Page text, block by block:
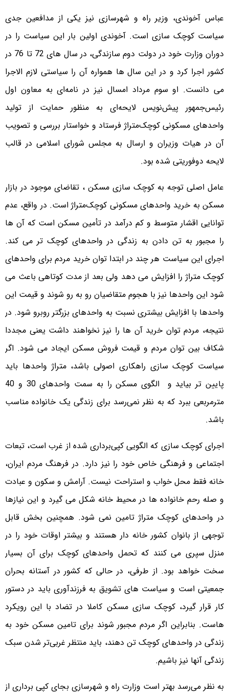
عباس آخوندی، وزیر راه و شهرسازی نیز یکی از مدافعین جدی
سیاست کوچک سازی است. آخوندی اولین بار این سیاست را در
دوران وزارت خود در دولت دوم سازندگی، در سال های 72 تا 76 در
کشور اجرا کرد و در این سال ها همواره آن را سیاستی لازم الاجرا
می دانست. او سوم مرداد امسال نیز در نامه‌ای به معاون اول
رئیس‌جمهور پیش‌نویس لایحه‌ای به منظور حمایت از تولید
واحدهای مسکونی کوچک‌متراژ فرستاد و خواستار بررسی و تصویب
آن در هیات وزیران و ارسال به مجلس شورای اسلامی در قالب
لایحه دوفوریتی شده بود.
عامل اصلی توجه به کوچک سازی مسکن ، تقاضای موجود در بازار
مسکن به خرید واحدهای مسکونی کوچک‌متراژ است. در واقع، عدم
توانایی اقشار متوسط و کم درآمد در تأمین مسکن است که آن ها
را مجبور به تن دادن به زندگی در واحدهای کوچک تر می کند.
اجرای این سیاست هر چند در ابتدا توان خرید مردم برای واحدهای
کوچک متراژ را افزایش می دهد ولی بعد از مدت کوتاهی باعث می
شود این واحدها نیز با هجوم متقاضیان رو به رو شوند و قیمت این
واحدها با افزایش بیشتری نسبت به واحدهای بزرگتر روبرو شود. در
نتیجه، مردم توان خرید آن ها را نیز نخواهند داشت یعنی مجددا
شکاف بین توان مردم و قیمت فروش مسکن ایجاد می شود. اگر
سیاست کوچک سازی راهکاری اصولی باشد، متراژ واحدها باید
پایین تر بیاید و الگوی مسکن را به سمت واحدهای 30 و 40
مترمربعی ببرد که به نظر نمی‌رسد برای زندگی یک خانواده مناسب
باشد.
اجرای کوچک سازی که الگویی کپی‌برداری شده از غرب است، تبعات
اجتماعی و فرهنگی خاص خود را نیز دارد. در فرهنگ مردم ایران،
خانه فقط محل خواب و استراحت نیست. آرامش و سکون و عبادت
و صله رحم خانواده ها در محیط خانه شکل می گیرد و این نیازها
در واحدهای کوچک متراژ تامین نمی شود. همچنین بخش قابل
توجهی از بانوان کشور خانه دار هستند و بیشتر اوقات خود را در
منزل سپری می کنند که تحمل واحدهای کوچک برای آن بسیار
سخت خواهد بود. از طرفی، در حالی که کشور در آستانه بحران
جمعیتی است و سیاست های تشویق به فرزندآوری باید در دستور
کار قرار گیرد، کوچک سازی مسکن کاملا در تضاد با این رویکرد
هاست. بنابراین اگر مردم مجبور شوند برای تامین مسکن خود به
زندگی در واحدهای کوچک تن دهند، باید منتظر غربی‌تر شدن سبک
زندگی آنها نیز باشیم.
به نظر می‌رسد بهتر است وزارت راه و شهرسازی بجای کپی برداری از